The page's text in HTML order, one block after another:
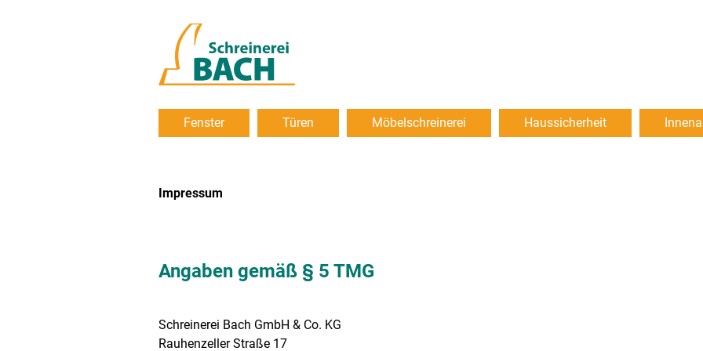
Navigation
überspringen
Fenster Türen Möbelschreinerei Haussicherheit
Impressum
Angaben gemäß § 5 TMG
Schreinerei Bach GmbH & Co. KG
Rauhenzeller Straße 17